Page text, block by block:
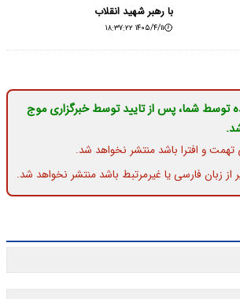
با رهبر شهید انقلاب
۱۴۰۵/۴/۱۱ ۱۸:۳۷:۲۲
توسط شما، پس از تایید توسط خبرگزاری موج
تهمت و افترا باشد منتشر نخواهد شد.
از زبان فارسی یا غیرمرتبط باشد منتشر نخواهد شد.